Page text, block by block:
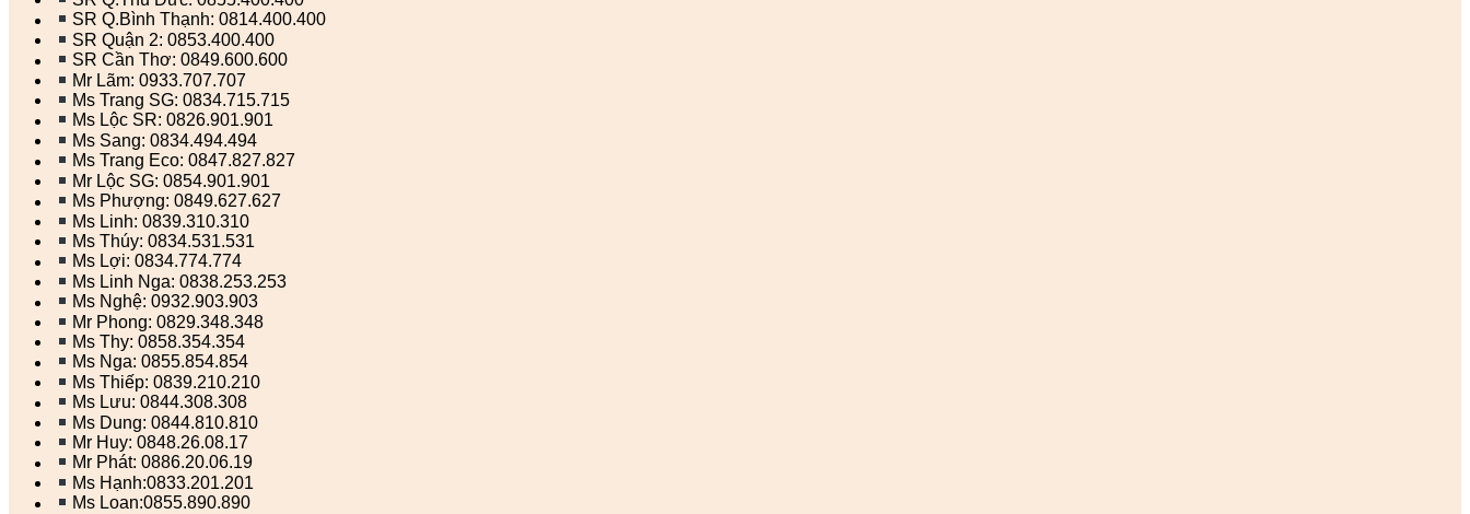
SR Q.Bình Thạnh: 0814.400.400
SR Quận 2: 0853.400.400
SR Cần Thơ: 0849.600.600
Mr Lãm: 0933.707.707
Ms Trang SG: 0834.715.715
Ms Lộc SR: 0826.901.901
Ms Sang: 0834.494.494
Ms Trang Eco: 0847.827.827
Mr Lộc SG: 0854.901.901
Ms Phượng: 0849.627.627
Ms Linh: 0839.310.310
Ms Thúy: 0834.531.531
Ms Lợi: 0834.774.774
Ms Linh Nga: 0838.253.253
Ms Nghệ: 0932.903.903
Mr Phong: 0829.348.348
Ms Thy: 0858.354.354
Ms Nga: 0855.854.854
Ms Thiếp: 0839.210.210
Ms Lưu: 0844.308.308
Ms Dung: 0844.810.810
Mr Huy: 0848.26.08.17
Mr Phát: 0886.20.06.19
Ms Hạnh:0833.201.201
Ms Loan:0855.890.890